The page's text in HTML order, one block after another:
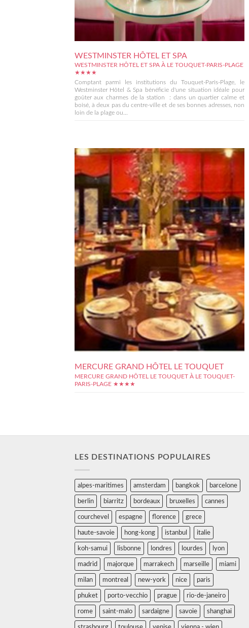
WESTMINSTER HÔTEL ET SPA
WESTMINSTER HÔTEL ET SPA À LE TOUQUET-PARIS-PLAGE
★★★★
Comptant parmi les institutions du Touquet-Paris-Plage, le
Westminster Hôtel & Spa bénéficie d'une situation idéale pour
goûter aux charmes de la station : dans un quartier calme et
boisé, à deux pas du centre-ville et de ses bonnes adresses, non
loin de la plage ou...
MERCURE GRAND HÔTEL LE TOUQUET
MERCURE GRAND HÔTEL LE TOUQUET À LE TOUQUET-
PARIS-PLAGE ★★★★
LES DESTINATIONS POPULAIRES
alpes-maritimes amsterdam bangkok barcelone
berlin biarritz bordeaux bruxelles cannes
courchevel espagne florence grece
haute-savoie hong-kong istanbul italie
koh-samui lisbonne londres lourdes lyon
madrid majorque marrakech marseille miami
milan montreal new-york nice paris
phuket porto-vecchio prague rio-de-janeiro
rome saint-malo sardaigne savoie shanghai